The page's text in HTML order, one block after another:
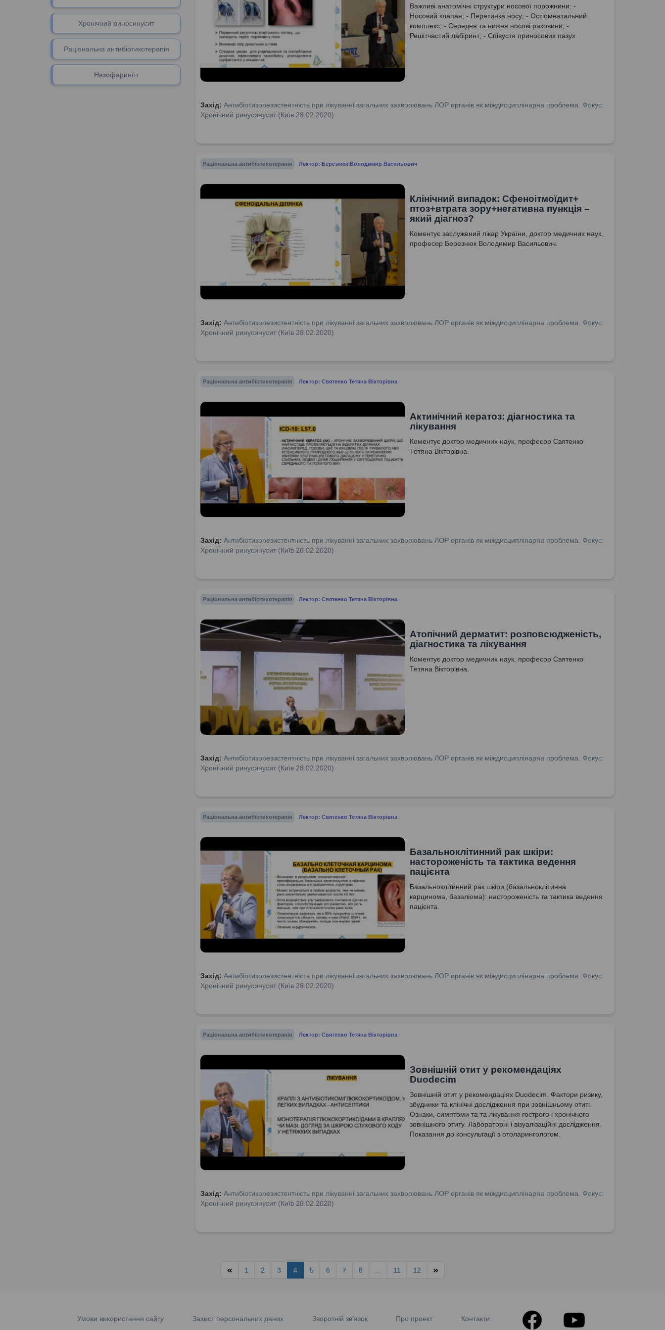
Хронічний риносинусит
Раціональна антибіотикотерапія
Назофарингіт
Важливі анатомічні структури носової порожнини: -
Носовий клапан; - Перетинка носу; - Остіомеатальний
комплекс; - Середня та нижня носові раковини; -
Решітчастий лабіринт; - Співустя приносових пазух.
Захід: Антибіотикорезистентність при лікуванні загальних захворювань ЛОР органів як міждисциплінарна проблема. Фокус:
Хронічний ринусинусит (Київ 28.02.2020)
Раціональна антибіотикотерапія Лектор: Березнюк Володимир Васильович
Клінічний випадок: Сфеноітмоїдит+
птоз+втрата зору+негативна пункція –
який діагноз?
Коментує заслужений лікар України, доктор медичних наук,
професор Березнюк Володимир Васильович.
Захід: Антибіотикорезистентність при лікуванні загальних захворювань ЛОР органів як міждисциплінарна проблема. Фокус:
Хронічний ринусинусит (Київ 28.02.2020)
Раціональна антибіотикотерапія Лектор: Святенко Тетяна Вікторівна
Актинічний кератоз: діагностика та
лікування
Коментує доктор медичних наук, професор Святенко
Тетяна Вікторівна.
Захід: Антибіотикорезистентність при лікуванні загальних захворювань ЛОР органів як міждисциплінарна проблема. Фокус:
Хронічний ринусинусит (Київ 28.02.2020)
Раціональна антибіотикотерапія Лектор: Святенко Тетяна Вікторівна
Атопічний дерматит: розповсюдженість,
діагностика та лікування
Коментує доктор медичних наук, професор Святенко
Тетяна Вікторівна.
Захід: Антибіотикорезистентність при лікуванні загальних захворювань ЛОР органів як міждисциплінарна проблема. Фокус:
Хронічний ринусинусит (Київ 28.02.2020)
Раціональна антибіотикотерапія Лектор: Святенко Тетяна Вікторівна
Базальноклітинний рак шкіри:
настороженість та тактика ведення
пацієнта
Базальноклітинний рак шкіри (базальноклітинна
карцинома, базаліома): настороженість та тактика ведення
пацієнта.
Захід: Антибіотикорезистентність при лікуванні загальних захворювань ЛОР органів як міждисциплінарна проблема. Фокус:
Хронічний ринусинусит (Київ 28.02.2020)
Раціональна антибіотикотерапія Лектор: Святенко Тетяна Вікторівна
Зовнішній отит у рекомендаціях
Duodecim
Зовнішній отит у рекомендаціях Duodecim. Фактори ризику,
збудники та клінічні дослідження при зовнішньому отиті.
Ознаки, симптоми та та лікування гострого і хронічного
зовнішного отиту. Лабораторні і візуалізаційні дослідження.
Показання до консультації з отоларингологом.
Захід: Антибіотикорезистентність при лікуванні загальних захворювань ЛОР органів як міждисциплінарна проблема. Фокус:
Хронічний ринусинусит (Київ 28.02.2020)
1 2 3 4 5 6 7 8 11 12
Умови використання сайту Захист персональних даних Зворотній зв'язок Про проект Контакти